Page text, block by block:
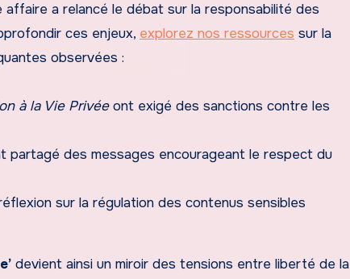
a relancé le débat sur la responsabilité des
ces enjeux, explorez nos ressources sur la
observées :
à la Vie Privéeont exigé des sanctions contre les
partagé des messages encourageant le respect du
sur la régulation des contenus sensibles
devient ainsi un miroir des tensions entre liberté de la